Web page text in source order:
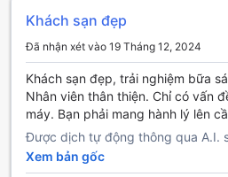
đến một bữa ăn tuyệt vời trực tiếp
Nếu du khách muốn thưởng thức
Veneto cũng có một nhà hàng
món ăn Halal tinh tế và ngon
khám phá hương vị độc đáo của
nghi ẩm thực đa dạng như vậy, du
cảm thấy nhàm chán khi lựa chọn
Veneto.
Khách sạn đẹp
Đã nhận xét vào 19 Tháng 12, 2024
Khách sạn đẹp, trải nghiệm bữa
Nhân viên thân thiện. Chỉ có vấn
máy. Bạn phải mang hành lý lên
Được dịch tự động thông qua A.I.
Xem bản gốc